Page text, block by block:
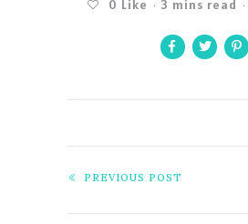
0 Like 3 mins read
PREVIOUS POST